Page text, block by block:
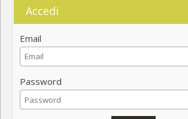
Accedi
Email
Password